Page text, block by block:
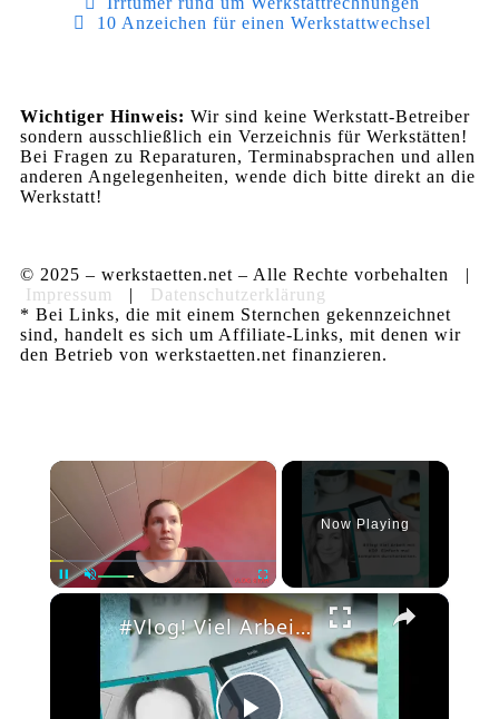
10 Anzeichen für einen Werkstattwechsel
Wichtiger Hinweis: Wir sind keine Werkstatt-Betreiber
sondern ausschließlich ein Verzeichnis für Werkstätten!
Bei Fragen zu Reparaturen, Terminabsprachen und allen
anderen Angelegenheiten, wende dich bitte direkt an die
Werkstatt!
© 2025 – werkstaetten.net – Alle Rechte vorbehalten |
Impressum
| Datenschutzerklärung
* Bei Links, die mit einem Sternchen gekennzeichnet
sind, handelt es sich um Affiliate-Links, mit denen wir
den Betrieb von werkstaetten.net finanzieren.
×
Unmute Fullscreen
Now Playing
×
#Vlog! Viel Arbeit mit KDP. Einfach mal komplett durcharbeiten.